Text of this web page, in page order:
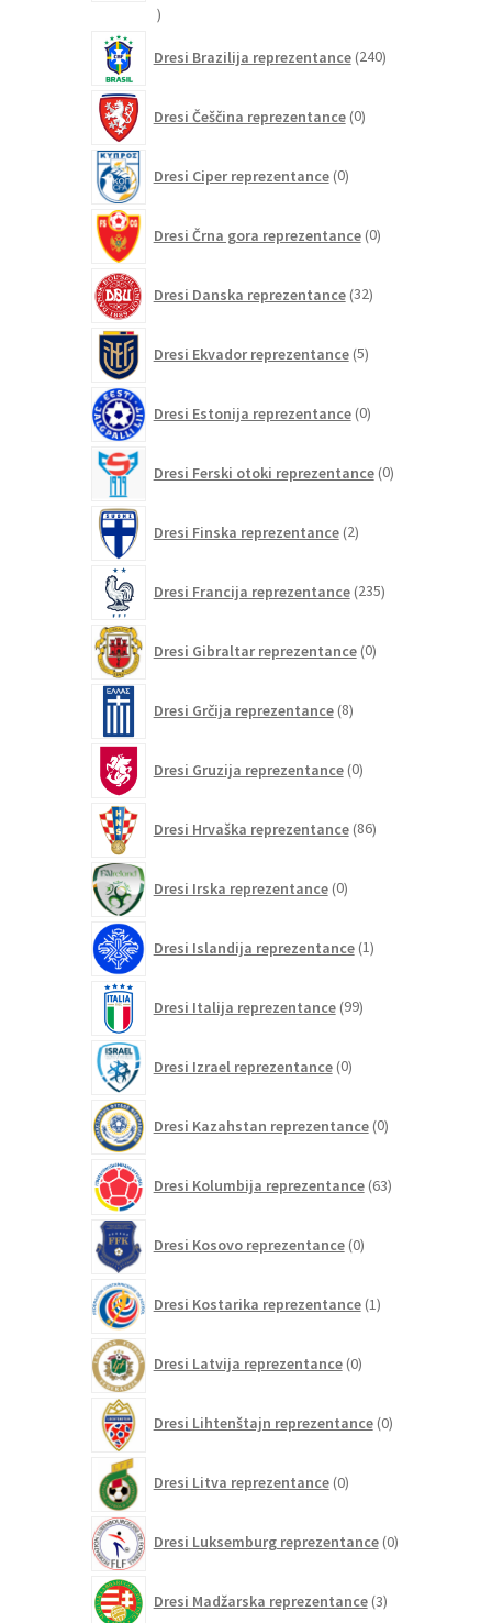
21
Dresi Brazilija reprezentance 240izdelkov
Dresi Češčina reprezentance 0izdelkov
Dresi Ciper reprezentance 0izdelkov
Dresi Črna gora reprezentance 0izdelkov
Dresi Danska reprezentance 32izdelkov
Dresi Ekvador reprezentance 5izdelkov
Dresi Estonija reprezentance 0izdelkov
Dresi Ferski otoki reprezentance 0izdelkov
Dresi Finska reprezentance 2izdelka
Dresi Francija reprezentance 235izdelkov
Dresi Gibraltar reprezentance 0izdelkov
Dresi Grčija reprezentance 8izdelkov
Dresi Gruzija reprezentance 0izdelkov
Dresi Hrvaška reprezentance 86izdelkov
Dresi Irska reprezentance 0izdelkov
Dresi Islandija reprezentance 1izdelek
Dresi Italija reprezentance 99izdelkov
Dresi Izrael reprezentance 0izdelkov
Dresi Kazahstan reprezentance 0izdelkov
Dresi Kolumbija reprezentance 63izdelkov
Dresi Kosovo reprezentance 0izdelkov
Dresi Kostarika reprezentance 1izdelek
Dresi Latvija reprezentance 0izdelkov
Dresi Lihtenštajn reprezentance 0izdelkov
Dresi Litva reprezentance 0izdelkov
Dresi Luksemburg reprezentance 0izdelkov
Dresi Madžarska reprezentance 3izdelki